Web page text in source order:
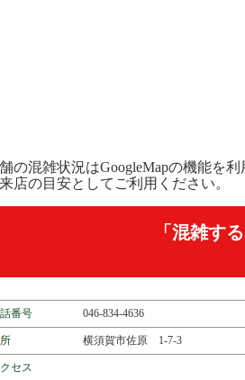
の混雑状況はGoogleMapの機能を
店の目安としてご利用ください。
「混雑す
番号 046-834-4636
横須賀市佐原 1-7-3
セス